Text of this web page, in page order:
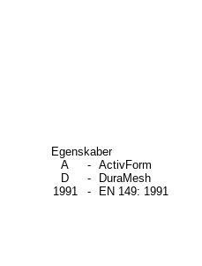
Egenskaber
A
-
ActivForm
D
-
DuraMesh
1991
- EN 149: 1991